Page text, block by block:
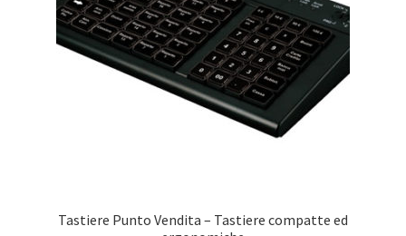
Tastiere Punto Vendita – Tastiere compatte ed